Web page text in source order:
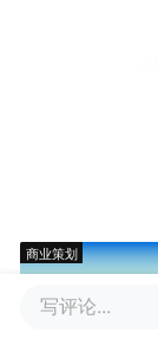
商业策划
写评论...